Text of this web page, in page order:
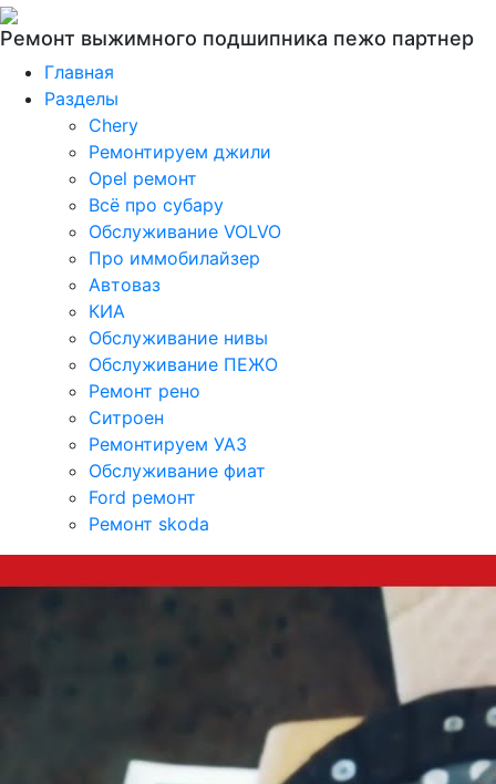
Ремонт выжимного подшипника пежо партнер
Главная
Разделы
Chery
Ремонтируем джили
Opel ремонт
Всё про субару
Обслуживание VOLVO
Про иммобилайзер
Автоваз
КИА
Обслуживание нивы
Обслуживание ПЕЖО
Ремонт рено
Ситроен
Ремонтируем УАЗ
Обслуживание фиат
Ford ремонт
Ремонт skoda